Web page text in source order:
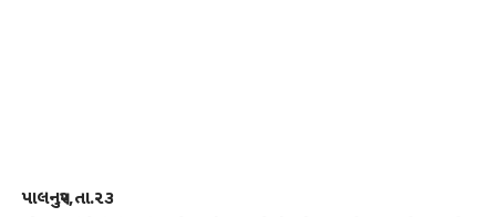
પાલનપુર,તા.૨૩